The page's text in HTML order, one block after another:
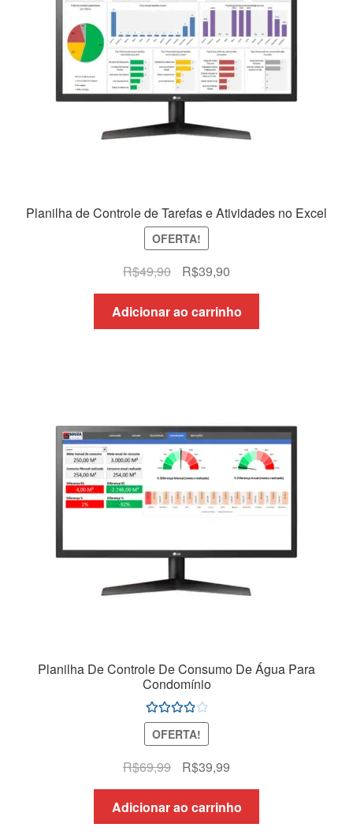
Planilha de Controle de Tarefas e Atividades no Excel
OFERTA!
R$49,90
O
preço
original
era:
R$39,90O
preço
atual
é:
Adicionar ao carrinho
Planilha De Controle De Consumo De Água Para
Condomínio
Avaliação
4.00de 5
OFERTA!
R$69,99
O
preço
original
era:
R$39,99O
preço
atual
é:
Adicionar ao carrinho